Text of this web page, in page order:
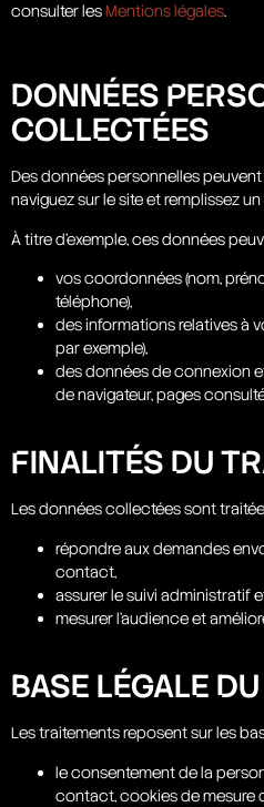
consulter lesMentions légales.
DONNÉES
COLLECTÉES
Des données personnelles
naviguez sur le site et remplissez
À titre d’exemple, ces données
vos coordonnées (nom,
téléphone),
des informations relatives à
par exemple),
des données de connexion
de navigateur, pages
FINALITÉS DU
Les données collectées sont
répondre aux demandes
contact,
assurer le suivi administratif
mesurer l’audience et
BASE LÉGALE
Les traitements reposent sur les
le consentement de la
contact, cookies de mesure